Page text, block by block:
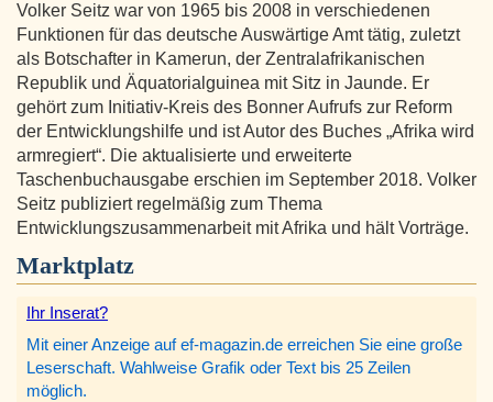
Volker Seitz war von 1965 bis 2008 in verschiedenen
Funktionen für das deutsche Auswärtige Amt tätig, zuletzt
als Botschafter in Kamerun, der Zentralafrikanischen
Republik und Äquatorialguinea mit Sitz in Jaunde. Er
gehört zum Initiativ-Kreis des Bonner Aufrufs zur Reform
der Entwicklungshilfe und ist Autor des Buches „Afrika wird
armregiert“. Die aktualisierte und erweiterte
Taschenbuchausgabe erschien im September 2018. Volker
Seitz publiziert regelmäßig zum Thema
Entwicklungszusammenarbeit mit Afrika und hält Vorträge.
Marktplatz
Ihr Inserat?
Mit einer Anzeige auf ef-magazin.de erreichen Sie eine große
Leserschaft. Wahlweise Grafik oder Text bis 25 Zeilen
möglich.